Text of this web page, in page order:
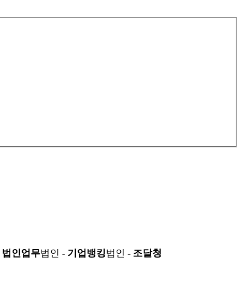
법인업무법인 - 기업뱅킹법인 - 조달청